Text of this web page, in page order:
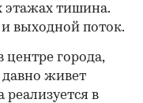
этажах тишина.
выходной поток.
центре города,
давно живет
в